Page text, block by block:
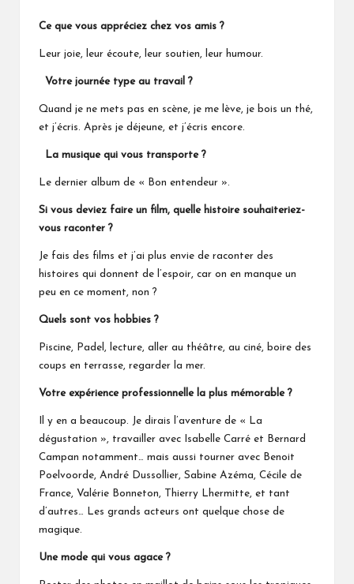
Ce que vous appréciez chez vos amis ?
Leur joie, leur écoute, leur soutien, leur humour.
Votre journée type au travail ?
Quand je ne mets pas en scène, je me lève, je bois un thé,
et j’écris. Après je déjeune, et j’écris encore.
La musique qui vous transporte ?
Le dernier album de « Bon entendeur ».
Si vous deviez faire un film, quelle histoire souhaiteriez-
vous raconter ?
Je fais des films et j’ai plus envie de raconter des
histoires qui donnent de l’espoir, car on en manque un
peu en ce moment, non ?
Quels sont vos hobbies ?
Piscine, Padel, lecture, aller au théâtre, au ciné, boire des
coups en terrasse, regarder la mer.
Votre expérience professionnelle la plus mémorable ?
Il y en a beaucoup. Je dirais l’aventure de « La
dégustation », travailler avec Isabelle Carré et Bernard
Campan notamment… mais aussi tourner avec Benoit
Poelvoorde, André Dussollier, Sabine Azéma, Cécile de
France, Valérie Bonneton, Thierry Lhermitte, et tant
d’autres… Les grands acteurs ont quelque chose de
magique.
Une mode qui vous agace ?